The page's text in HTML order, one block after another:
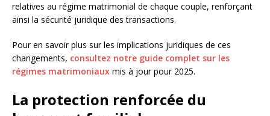
relatives au régime matrimonial de chaque couple, renforçant
ainsi la sécurité juridique des transactions.
Pour en savoir plus sur les implications juridiques de ces
changements, consultez notre guide complet sur les
régimes matrimoniaux mis à jour pour 2025.
La protection renforcée du